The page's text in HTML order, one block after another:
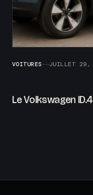
VOITURES JUILLET 29,
Le Volkswagen